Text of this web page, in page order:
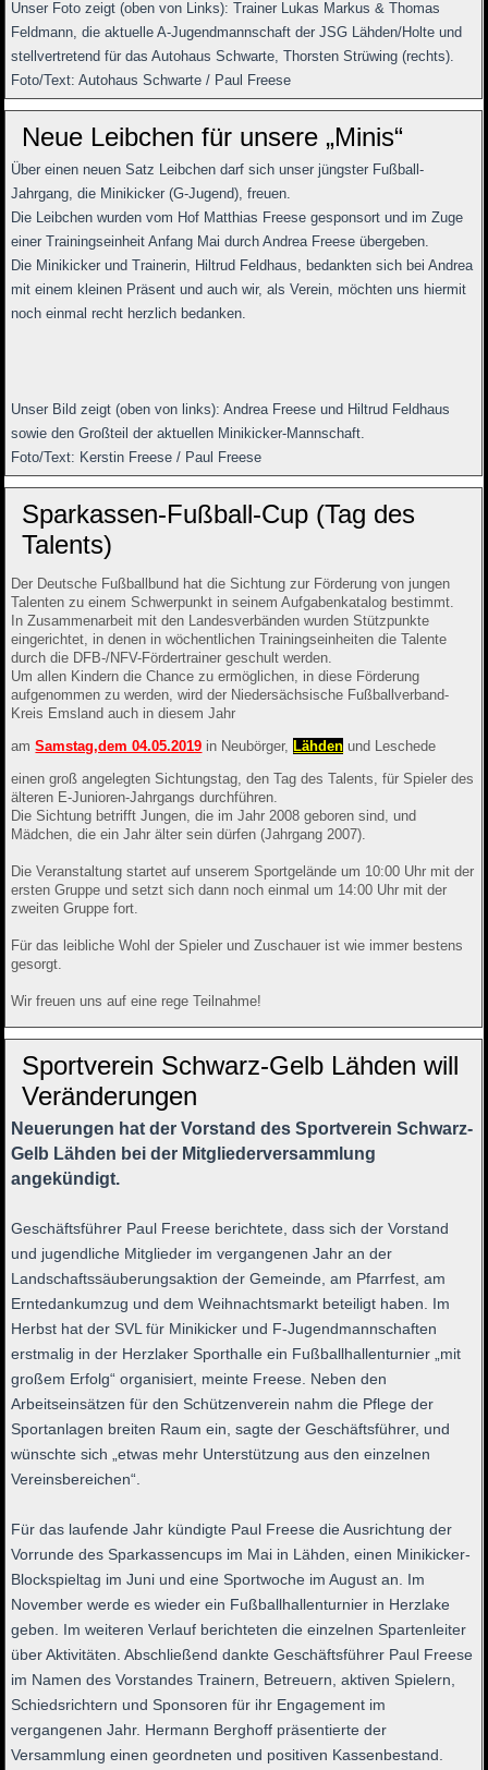
Unser Foto zeigt (oben von Links): Trainer Lukas Markus & Thomas
Feldmann, die aktuelle A-Jugendmannschaft der JSG Lähden/Holte und
stellvertretend für das Autohaus Schwarte, Thorsten Strüwing (rechts).
Foto/Text: Autohaus Schwarte / Paul Freese
Neue Leibchen für unsere „Minis“
Über einen neuen Satz Leibchen darf sich unser jüngster Fußball-
Jahrgang, die Minikicker (G-Jugend), freuen.
Die Leibchen wurden vom Hof Matthias Freese gesponsort und im Zuge
einer Trainingseinheit Anfang Mai durch Andrea Freese übergeben.
Die Minikicker und Trainerin, Hiltrud Feldhaus, bedankten sich bei Andrea
mit einem kleinen Präsent und auch wir, als Verein, möchten uns hiermit
noch einmal recht herzlich bedanken.
Unser Bild zeigt (oben von links): Andrea Freese und Hiltrud Feldhaus
sowie den Großteil der aktuellen Minikicker-Mannschaft.
Foto/Text: Kerstin Freese / Paul Freese
Sparkassen-Fußball-Cup (Tag des
Talents)
Der Deutsche Fußballbund hat die Sichtung zur Förderung von jungen
Talenten zu einem Schwerpunkt in seinem Aufgabenkatalog bestimmt.
In Zusammenarbeit mit den Landesverbänden wurden Stützpunkte
eingerichtet, in denen in wöchentlichen Trainingseinheiten die Talente
durch die DFB-/NFV-Fördertrainer geschult werden.
Um allen Kindern die Chance zu ermöglichen, in diese Förderung
aufgenommen zu werden, wird der Niedersächsische Fußballverband-
Kreis Emsland auch in diesem Jahr
amSamstag,dem 04.05.2019 in Neubörger, Lähden und Leschede
einen groß angelegten Sichtungstag, den Tag des Talents, für Spieler des
älteren E-Junioren-Jahrgangs durchführen.
Die Sichtung betrifft Jungen, die im Jahr 2008 geboren sind, und
Mädchen, die ein Jahr älter sein dürfen (Jahrgang 2007).
Die Veranstaltung startet auf unserem Sportgelände um 10:00 Uhr mit der
ersten Gruppe und setzt sich dann noch einmal um 14:00 Uhr mit der
zweiten Gruppe fort.
Für das leibliche Wohl der Spieler und Zuschauer ist wie immer bestens
gesorgt.
Wir freuen uns auf eine rege Teilnahme!
Sportverein Schwarz-Gelb Lähden will
Veränderungen
Neuerungen hat der Vorstand des Sportverein Schwarz-
Gelb Lähden bei der Mitgliederversammlung
angekündigt.
Geschäftsführer Paul Freese berichtete, dass sich der Vorstand
und jugendliche Mitglieder im vergangenen Jahr an der
Landschaftssäuberungsaktion der Gemeinde, am Pfarrfest, am
Erntedankumzug und dem Weihnachtsmarkt beteiligt haben. Im
Herbst hat der SVL für Minikicker und F-Jugendmannschaften
erstmalig in der Herzlaker Sporthalle ein Fußballhallenturnier „mit
großem Erfolg“ organisiert, meinte Freese. Neben den
Arbeitseinsätzen für den Schützenverein nahm die Pflege der
Sportanlagen breiten Raum ein, sagte der Geschäftsführer, und
wünschte sich „etwas mehr Unterstützung aus den einzelnen
Vereinsbereichen“.
Für das laufende Jahr kündigte Paul Freese die Ausrichtung der
Vorrunde des Sparkassencups im Mai in Lähden, einen Minikicker-
Blockspieltag im Juni und eine Sportwoche im August an. Im
November werde es wieder ein Fußballhallenturnier in Herzlake
geben. Im weiteren Verlauf berichteten die einzelnen Spartenleiter
über Aktivitäten. Abschließend dankte Geschäftsführer Paul Freese
im Namen des Vorstandes Trainern, Betreuern, aktiven Spielern,
Schiedsrichtern und Sponsoren für ihr Engagement im
vergangenen Jahr. Hermann Berghoff präsentierte der
Versammlung einen geordneten und positiven Kassenbestand.